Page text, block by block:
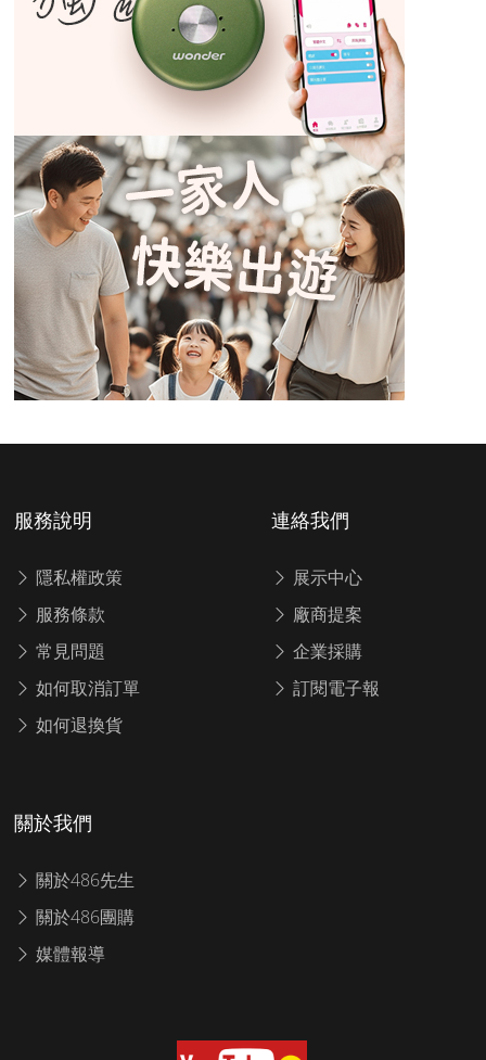
服務說明
隱私權政策
服務條款
常見問題
如何取消訂單
如何退換貨
連絡我們
展示中心
廠商提案
企業採購
訂閱電子報
關於我們
關於486先生
關於486團購
媒體報導